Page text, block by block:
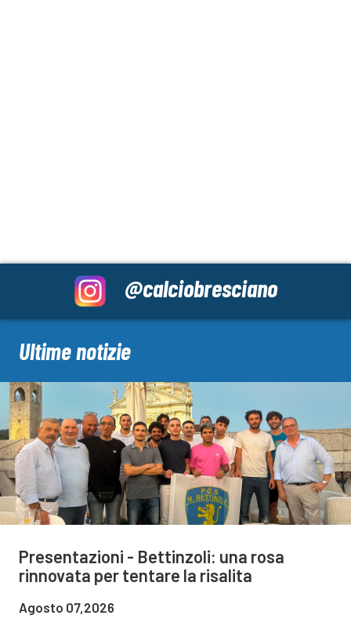
@calciobresciano
Ultime notizie
Presentazioni - Bettinzoli: una rosa
rinnovata per tentare la risalita
Agosto 07,2026